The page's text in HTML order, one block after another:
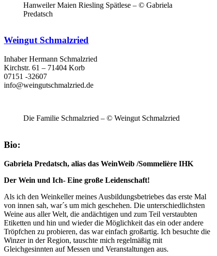
Hanweiler Maien Riesling Spätlese – © Gabriela
Predatsch
Weingut Schmalzried
Inhaber Hermann Schmalzried
Kirchstr. 61 – 71404 Korb
07151 -32607
info@weingutschmalzried.de
Die Familie Schmalzried – © Weingut Schmalzried
Bio:
Gabriela Predatsch, alias das WeinWeib /Sommelière IHK
Der Wein und Ich- Eine große Leidenschaft!
Als ich den Weinkeller meines Ausbildungsbetriebes das erste Mal
von innen sah, war´s um mich geschehen. Die unterschiedlichsten
Weine aus aller Welt, die andächtigen und zum Teil verstaubten
Etiketten und hin und wieder die Möglichkeit das ein oder andere
Tröpfchen zu probieren, das war einfach großartig. Ich besuchte die
Winzer in der Region, tauschte mich regelmäßig mit
Gleichgesinnten auf Messen und Veranstaltungen aus.